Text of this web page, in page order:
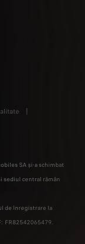
SA și-a schimbat
sediul central rămân
de înregistrare la
FR82542065479.